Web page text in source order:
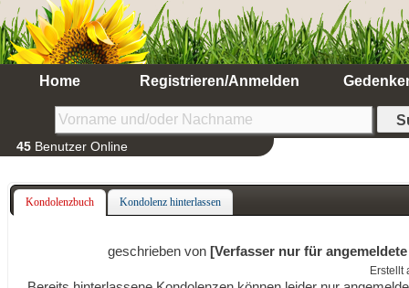
Home Registrieren/Anmelden
45 Benutzer Online
Kondolenzbuch Kondolenz hinterlassen
geschrieben von [Verfasser nur für
Erstellt